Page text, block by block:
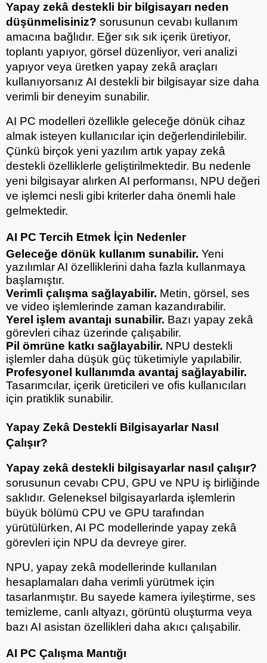
Yapay zekâ destekli bir bilgisayarı neden
düşünmelisiniz? sorusunun cevabı kullanım
amacına bağlıdır. Eğer sık sık içerik üretiyor,
toplantı yapıyor, görsel düzenliyor, veri analizi
yapıyor veya üretken yapay zekâ araçları
kullanıyorsanız AI destekli bir bilgisayar size daha
verimli bir deneyim sunabilir.
AI PC modelleri özellikle geleceğe dönük cihaz
almak isteyen kullanıcılar için değerlendirilebilir.
Çünkü birçok yeni yazılım artık yapay zekâ
destekli özelliklerle geliştirilmektedir. Bu nedenle
yeni bilgisayar alırken AI performansı, NPU değeri
ve işlemci nesli gibi kriterler daha önemli hale
gelmektedir.
AI PC Tercih Etmek İçin Nedenler
Geleceğe dönük kullanım sunabilir. Yeni
yazılımlar AI özelliklerini daha fazla kullanmaya
başlamıştır.
Verimli çalışma sağlayabilir. Metin, görsel, ses
ve video işlemlerinde zaman kazandırabilir.
Yerel işlem avantajı sunabilir. Bazı yapay zekâ
görevleri cihaz üzerinde çalışabilir.
Pil ömrüne katkı sağlayabilir. NPU destekli
işlemler daha düşük güç tüketimiyle yapılabilir.
Profesyonel kullanımda avantaj sağlayabilir.
Tasarımcılar, içerik üreticileri ve ofis kullanıcıları
için pratiklik sunabilir.
Yapay Zekâ Destekli Bilgisayarlar Nasıl
Çalışır?
Yapay zekâ destekli bilgisayarlar nasıl çalışır?
sorusunun cevabı CPU, GPU ve NPU iş birliğinde
saklıdır. Geleneksel bilgisayarlarda işlemlerin
büyük bölümü CPU ve GPU tarafından
yürütülürken, AI PC modellerinde yapay zekâ
görevleri için NPU da devreye girer.
NPU, yapay zekâ modellerinde kullanılan
hesaplamaları daha verimli yürütmek için
tasarlanmıştır. Bu sayede kamera iyileştirme, ses
temizleme, canlı altyazı, görüntü oluşturma veya
bazı AI asistan özellikleri daha akıcı çalışabilir.
AI PC Çalışma Mantığı